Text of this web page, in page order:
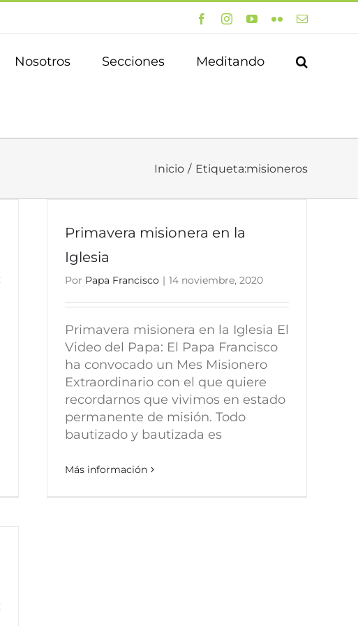
FacebookInstagramYouTube
FlickrCorreo
Nosotros Secciones Meditando
Inicio Etiqueta:misioneros
Primavera misionera en la
Iglesia
Por Papa Francisco | 14 noviembre, 2020
Primavera misionera en la Iglesia El
Video del Papa: El Papa Francisco
ha convocado un Mes Misionero
Extraordinario con el que quiere
recordarnos que vivimos en estado
permanente de misión. Todo
bautizado y bautizada es
Más información